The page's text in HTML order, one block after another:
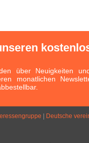
über Neuigkeiten
monatlichen
Deutsche